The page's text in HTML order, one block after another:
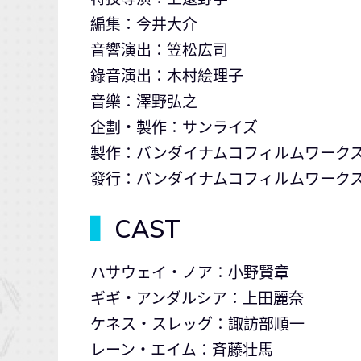
編集：今井大介
音響演出：笠松広司
錄音演出：木村絵理子
音樂：澤野弘之
企劃・製作：サンライズ
製作：バンダイナムコフィルムワーク
發行：バンダイナムコフィルムワーク
CAST
ハサウェイ・ノア：小野賢章
ギギ・アンダルシア：上田麗奈
ケネス・スレッグ：諏訪部順一
レーン・エイム：斉藤壮馬